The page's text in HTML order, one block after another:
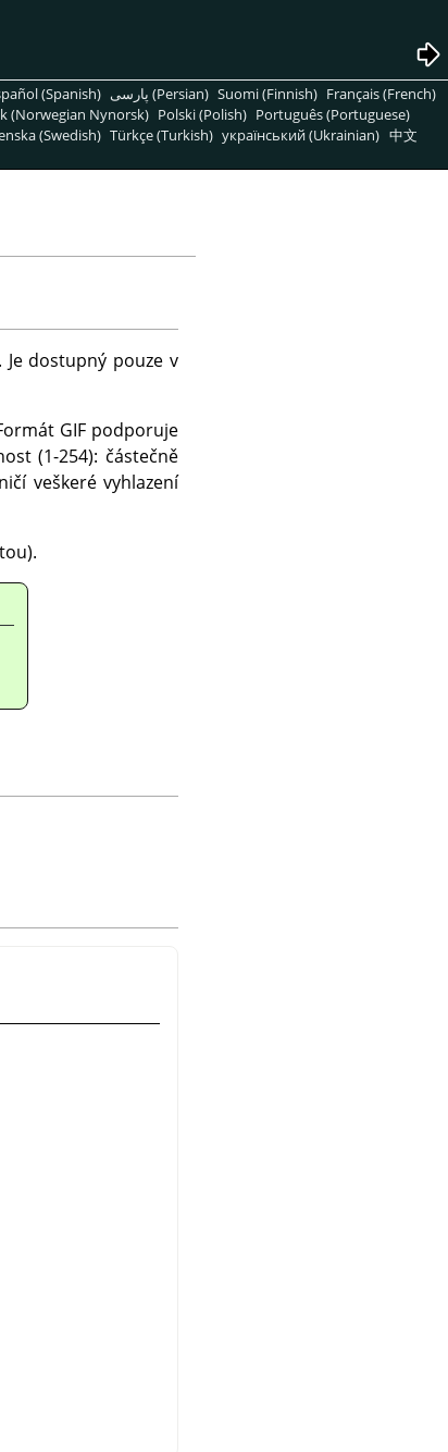
(Spanish) پارسی (Persian) Suomi (Finnish) Français (French)
(Norwegian Nynorsk) Polski (Polish) Português (Portuguese)
(Swedish) Türkçe (Turkish) український (Ukrainian) 中文
Je dostupný pouze v
GIF podporuje
(1-254): částečně
veškeré vyhlazení